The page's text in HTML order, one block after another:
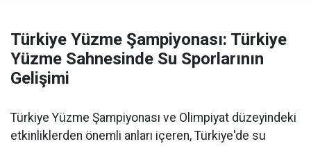
Türkiye Yüzme Şampiyonası: Türkiye
Yüzme Sahnesinde Su Sporlarının
Gelişimi
Türkiye Yüzme Şampiyonası ve Olimpiyat düzeyindeki
etkinliklerden önemli anları içeren, Türkiye'de su